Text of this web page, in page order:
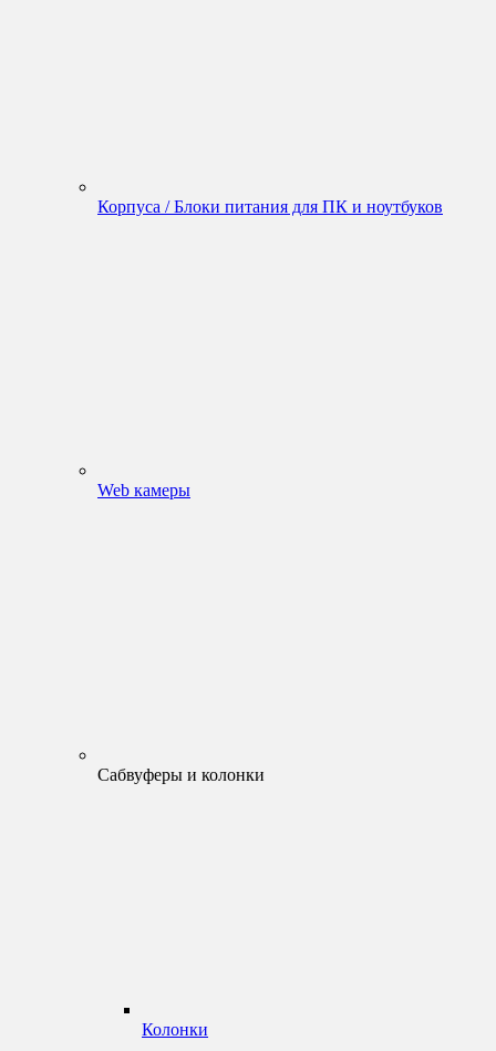
Корпуса / Блоки питания для ПК и ноутбуков
Web камеры
Сабвуферы и колонки
Колонки